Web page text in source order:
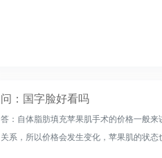
问：国字脸好看吗
答：自体脂肪填充苹果肌手术的价格一般
关系，所以价格会发生变化，苹果肌的状